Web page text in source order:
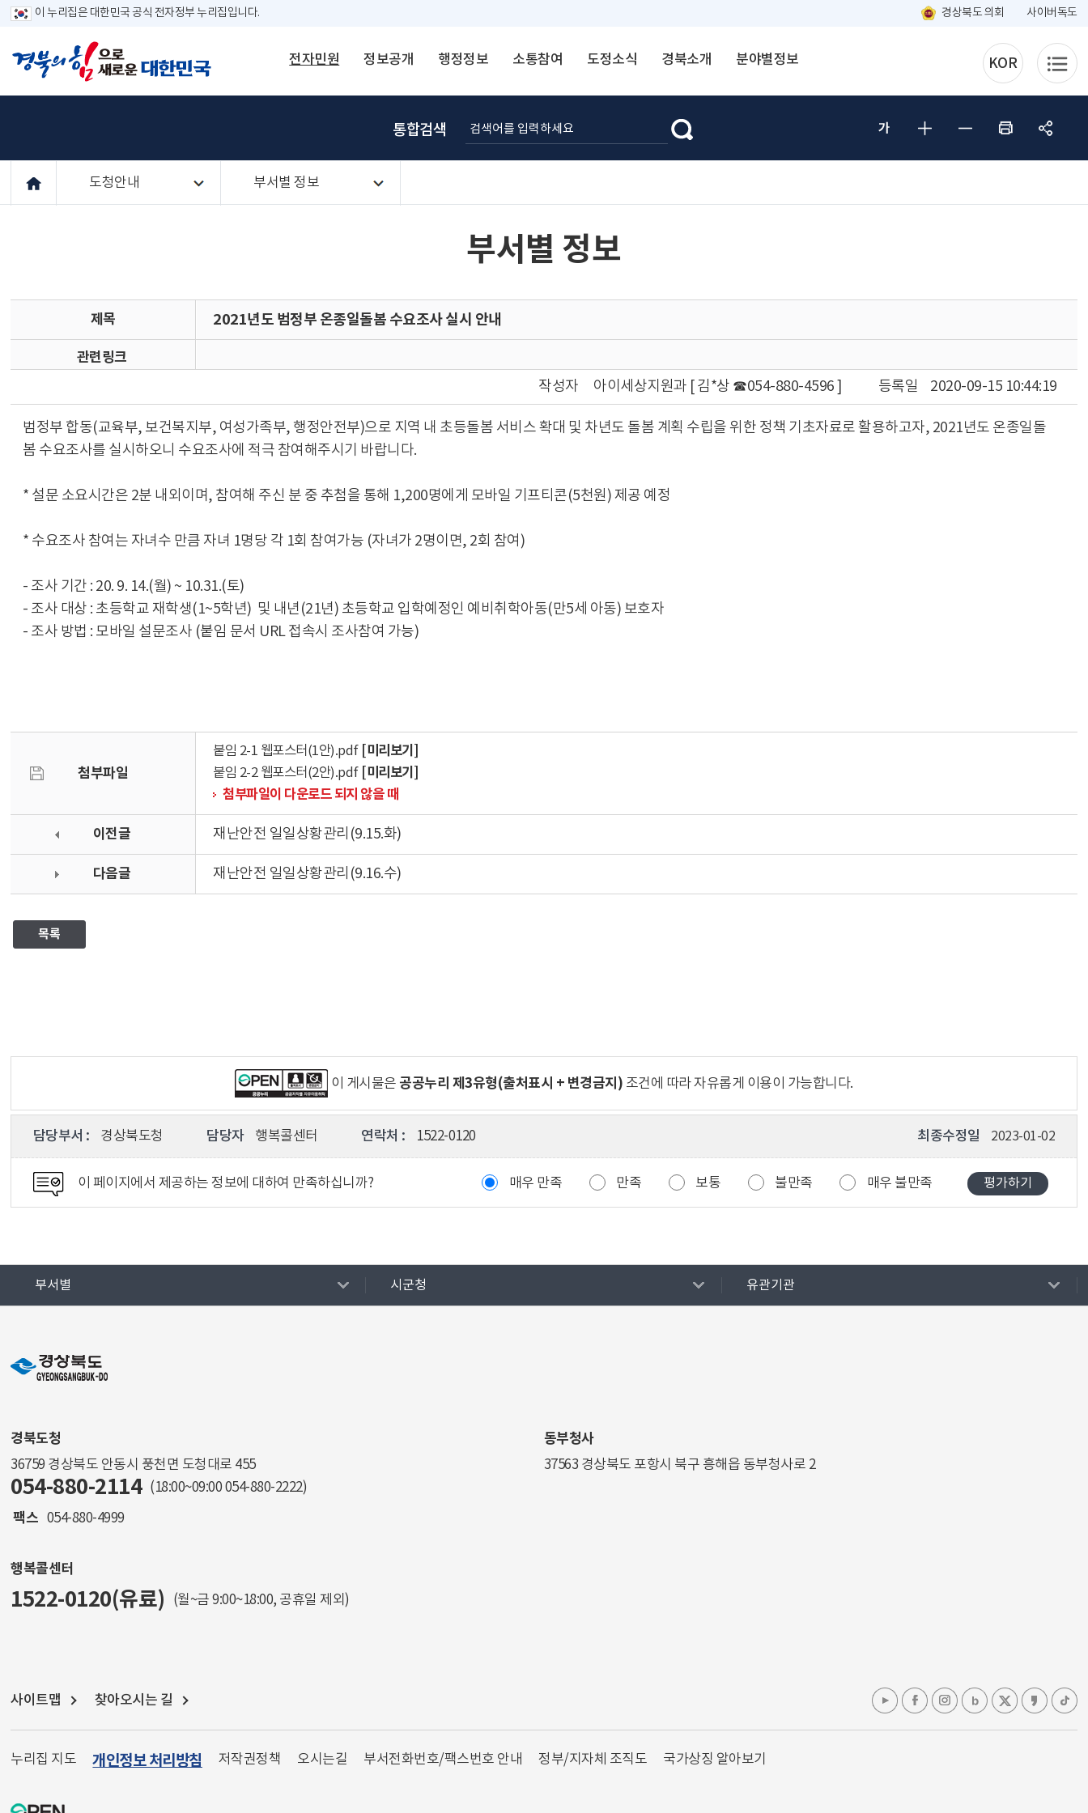
이 누리집은 대한민국 공식 전자정부 누리집입니다. 경상북도 의회 사이버독도
전자민원 정보공개 행정정보 소통참여 도정소식 경북소개 분야별정보 KOR
통합검색
도청안내 부서별 정보
부서별 정보
제목 2021년도 범정부 온종일돌봄 수요조사 실시 안내
관련링크
등록일
2020-09-15 10:44:19
작성자 아이세상지원과 [ 김*상 ☎054-880-4596 ]
범정부 합동(교육부, 보건복지부, 여성가족부, 행정안전부)으로 지역 내 초등돌봄 서비스 확대 및 차년도 돌봄 계획 수립을 위한 정책 기초자료로 활용하고자, 2021년도 온종일돌
봄 수요조사를 실시하오니 수요조사에 적극 참여해주시기 바랍니다.
* 설문 소요시간은 2분 내외이며, 참여해 주신 분 중 추첨을 통해 1,200명에게 모바일 기프티콘(5천원) 제공 예정
* 수요조사 참여는 자녀수 만큼 자녀 1명당 각 1회 참여가능 (자녀가 2명이면, 2회 참여)
- 조사 기간 : 20. 9. 14.(월) ~ 10.31.(토)
- 조사 대상 : 초등학교 재학생(1~5학년) 및 내년(21년) 초등학교 입학예정인 예비취학아동(만5세 아동) 보호자
- 조사 방법 : 모바일 설문조사 (붙임 문서 URL 접속시 조사참여 가능)
첨부파일
붙임 2-1 웹포스터(1안).pdf [미리보기]
붙임 2-2 웹포스터(2안).pdf [미리보기]
첨부파일이 다운로드 되지 않을 때
이전글 재난안전 일일상황관리(9.15.화)
다음글 재난안전 일일상황관리(9.16.수)
목록
이 게시물은 공공누리 제3유형(출처표시 + 변경금지) 조건에 따라 자유롭게 이용이 가능합니다.
담당부서 : 경상북도청 담당자 행복콜센터 연락처 : 1522-0120 최종수정일 2023-01-02
이 페이지에서 제공하는 정보에 대하여 만족하십니까? 매우 만족 만족 보통 불만족 매우 불만족
부서별 시군청 유관기관
경북도청
36759 경상북도 안동시 풍천면 도청대로 455
054-880-2114 (18:00~09:00 054-880-2222)
팩스 054-880-4999
동부청사
37563 경상북도 포항시 북구 흥해읍 동부청사로 2
행복콜센터
1522-0120(유료) (월~금 9:00~18:00, 공휴일 제외)
사이트맵 찾아오시는 길
누리집 지도 개인정보 처리방침 저작권정책 오시는길 부서전화번호/팩스번호 안내 정부/지자체 조직도 국가상징 알아보기